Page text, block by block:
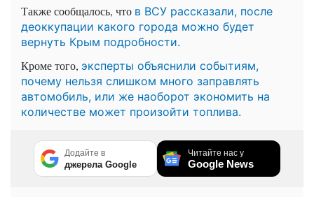
Также сообщалось, что в ВСУ рассказали, после
деоккупации какого города можно будет
вернуть Крым подробности.
Кроме того, эксперты объяснили событиям,
почему нельзя слишком много заправлять
автомобиль, или же наоборот экономить на
количестве может произойти топлива.
Додайте в
джерела Google
Читайте нас у
Google News